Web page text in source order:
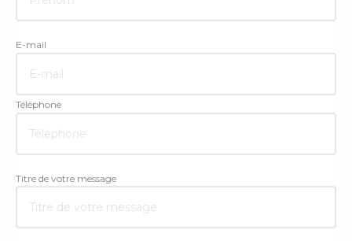
E-mail
Téléphone
Titre de votre message